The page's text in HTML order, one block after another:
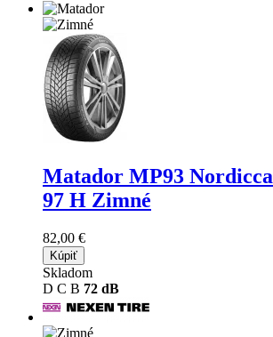
Matador MP93 Nordicca
97 H Zimné
82,00 €
Kúpiť
Skladom
D C B 72 dB